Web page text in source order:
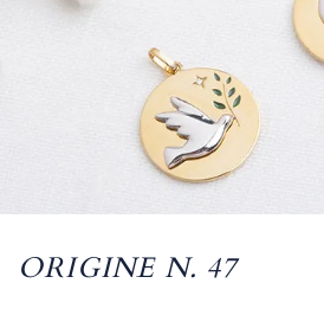
ORIGINE N. 47